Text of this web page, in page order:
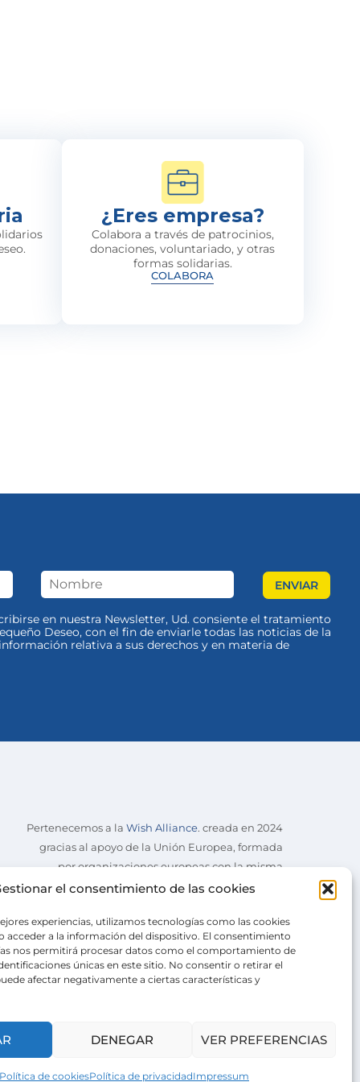
el consentimiento de las cookies
experiencias, utilizamos tecnologías como las cookies
acceder a la información del dispositivo. El consentimiento
nos permitirá procesar datos como el comportamiento de
únicas en este sitio. No consentir o retirar el
afectar negativamente a ciertas características y
DENEGAR VER PREFERENCIAS
Política de cookiesPolítica de privacidadImpressum
¿Eres empresa?
Colabora a través de patrocinios,
donaciones, voluntariado, y otras
formas solidarias.
COLABORA
en nuestra Newsletter, Ud. consiente el tratamiento
Deseo, con el fin de enviarle todas las noticias de la
relativa a sus derechos y en materia de
Pertenecemos a la Wish Alliance. creada en 2024
gracias al apoyo de la Unión Europea, formada
por organizaciones europeas con la misma
misión.